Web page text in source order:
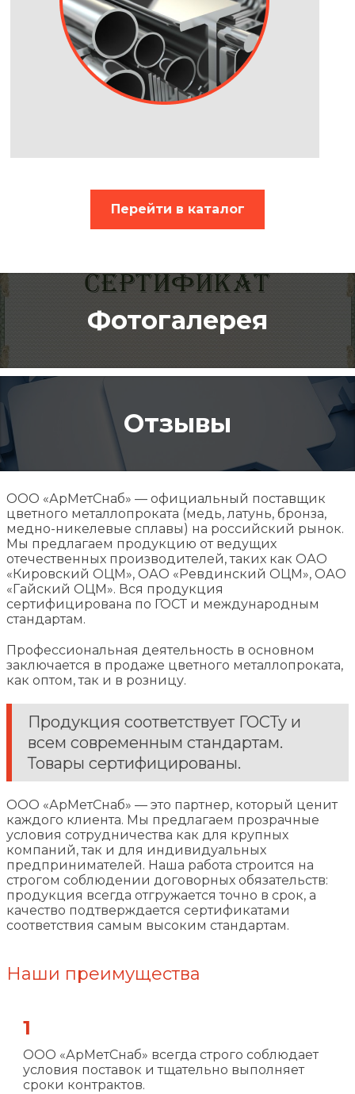
Перейти в каталог
Фотогалерея
Отзывы
ООО «АрМетСнаб» — официальный поставщик
цветного металлопроката (медь, латунь, бронза,
медно-никелевые сплавы) на российский рынок.
Мы предлагаем продукцию от ведущих
отечественных производителей, таких как ОАО
«Кировский ОЦМ», ОАО «Ревдинский ОЦМ», ОАО
«Гайский ОЦМ». Вся продукция
сертифицирована по ГОСТ и международным
стандартам.
Профессиональная деятельность в основном
заключается в продаже цветного металлопроката,
как оптом, так и в розницу.
Продукция соответствует ГОСТу и
всем современным стандартам.
Товары сертифицированы.
ООО «АрМетСнаб» — это партнер, который ценит
каждого клиента. Мы предлагаем прозрачные
условия сотрудничества как для крупных
компаний, так и для индивидуальных
предпринимателей. Наша работа строится на
строгом соблюдении договорных обязательств:
продукция всегда отгружается точно в срок, а
качество подтверждается сертификатами
соответствия самым высоким стандартам.
Наши преимущества
1
ООО «АрМетСнаб» всегда строго соблюдает
условия поставок и тщательно выполняет
сроки контрактов.